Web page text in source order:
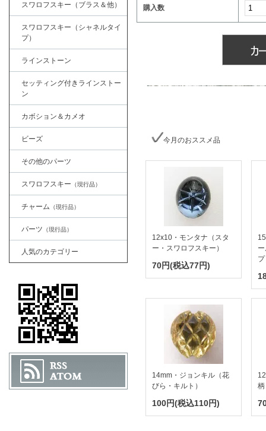
購入数
今月のおススメ品
12x10・モンタナ（スタ
ー・スワロフスキー）
70円(税込77円)
14mm・ジョンキル（花
びら・キルト）
100円(税込110円)
スワロフスキー（ブラス＆他）
スワロフスキー（シャネルタイ
プ）
ラインストーン
セッティング付きラインストー
ン
カボション＆カメオ
ビーズ
その他のパーツ
スワロフスキー （現行品）
チャーム （現行品）
パーツ （現行品）
人気のカテゴリー